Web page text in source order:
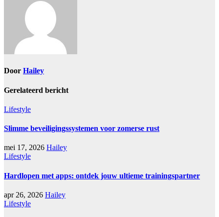
Door Hailey
Gerelateerd bericht
Lifestyle
Slimme beveiligingssystemen voor zomerse rust
mei 17, 2026 Hailey
Lifestyle
Hardlopen met apps: ontdek jouw ultieme trainingspartner
apr 26, 2026 Hailey
Lifestyle